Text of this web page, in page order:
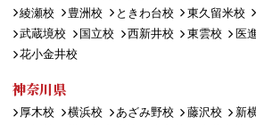
綾瀬校
豊洲校 ときわ台校 東久留米校
武蔵境校
国立校 西新井校 東雲校
医
花小金井校
神奈川県
厚木校 横浜校 あざみ野校 藤沢校 新